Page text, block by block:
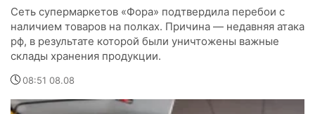
Сеть супермаркетов «Фора» подтвердила перебои с
наличием товаров на полках. Причина — недавняя атака
рф, в результате которой были уничтожены важные
склады хранения продукции.
08:51 08.08